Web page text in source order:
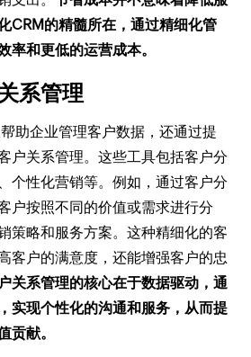
CRM的精髓所在，通过精细化管
率和更低的运营成本。
系管理
助企业管理客户数据，还通过提
户关系管理。这些工具包括客户分
个性化营销等。例如，通过客户分
户按照不同的价值或需求进行分
策略和服务方案。这种精细化的客
客户的满意度，还能增强客户的忠
关系管理的核心在于数据驱动，通
实现个性化的沟通和服务，从而提
贡献。